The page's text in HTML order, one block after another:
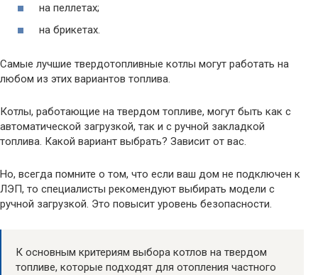
на пеллетах;
на брикетах.
Самые лучшие твердотопливные котлы могут работать на
любом из этих вариантов топлива.
Котлы, работающие на твердом топливе, могут быть как с
автоматической загрузкой, так и с ручной закладкой
топлива. Какой вариант выбрать? Зависит от вас.
Но, всегда помните о том, что если ваш дом не подключен к
ЛЭП, то специалисты рекомендуют выбирать модели с
ручной загрузкой. Это повысит уровень безопасности.
К основным критериям выбора котлов на твердом
топливе, которые подходят для отопления частного